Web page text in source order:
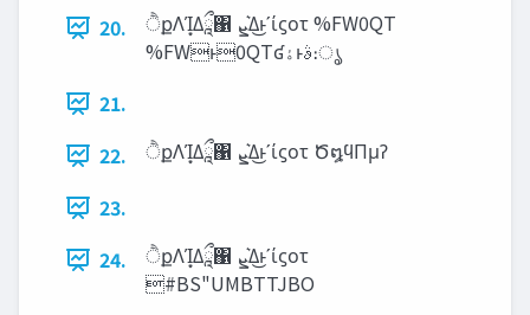
20.
ੈքΛΊ͙Δཱྀ΁ ‫͛ܨ‬Δ͜ͱʹίϛοτ %FW0QT
%FWͱ0QTʛࣄ‫ͱۀ‬։ൃ
21.
22.
ੈքΛΊ͙Δཱྀ΁ ‫͛ܨ‬Δ͜ͱʹίϛοτ Ծ໘ϥΠμʔ
23.
24.
ੈքΛΊ͙Δཱྀ΁ ‫͛ܨ‬Δ͜ͱʹίϛοτ
#BS"UMBTTJBO